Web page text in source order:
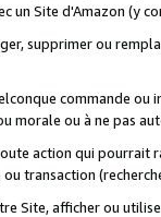
un Site d'Amazon (y
supprimer ou
commande
morale ou à ne pas
action qui
transaction
Site, afficher ou